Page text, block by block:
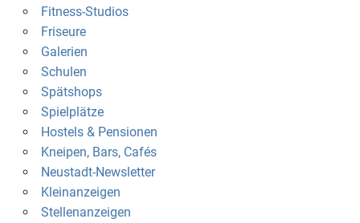
Fitness-Studios
Friseure
Galerien
Schulen
Spätshops
Spielplätze
Hostels & Pensionen
Kneipen, Bars, Cafés
Neustadt-Newsletter
Kleinanzeigen
Stellenanzeigen